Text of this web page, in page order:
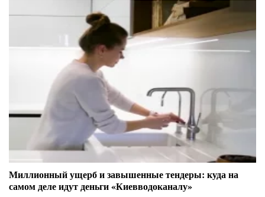
Миллионный ущерб и завышенные тендеры: куда на
самом деле идут деньги «Киевводоканалу»